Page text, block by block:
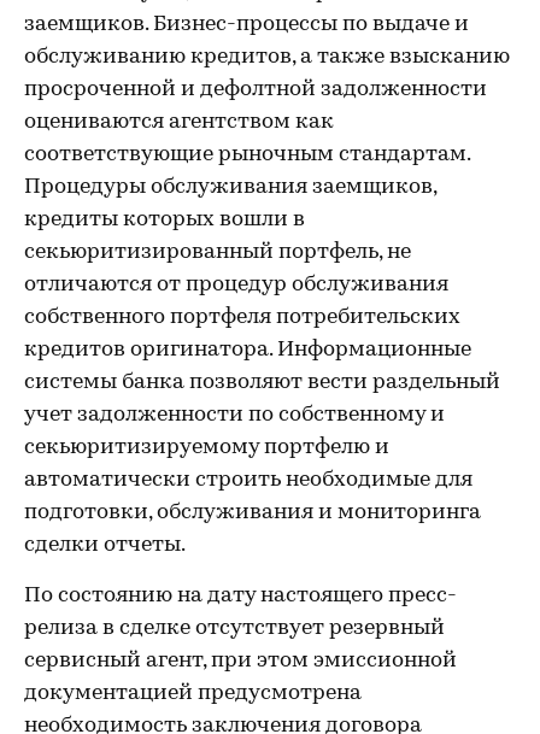
заемщиков. Бизнес-процессы по выдаче и
обслуживанию кредитов, а также взысканию
просроченной и дефолтной задолженности
оцениваются агентством как
соответствующие рыночным стандартам.
Процедуры обслуживания заемщиков,
кредиты которых вошли в
секьюритизированный портфель, не
отличаются от процедур обслуживания
собственного портфеля потребительских
кредитов оригинатора. Информационные
системы банка позволяют вести раздельный
учет задолженности по собственному и
секьюритизируемому портфелю и
автоматически строить необходимые для
подготовки, обслуживания и мониторинга
сделки отчеты.
По состоянию на дату настоящего пресс-
релиза в сделке отсутствует резервный
сервисный агент, при этом эмиссионной
документацией предусмотрена
необходимость заключения договора